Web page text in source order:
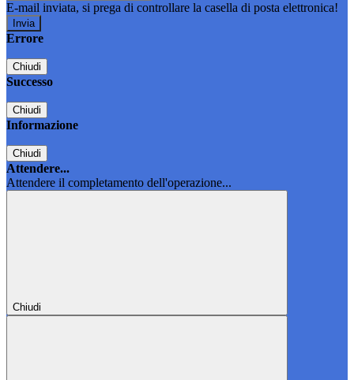
E-mail inviata, si prega di controllare la casella di posta elettronica!
Errore
Chiudi
Successo
Chiudi
Informazione
Chiudi
Attendere...
Attendere il completamento dell'operazione...
Chiudi